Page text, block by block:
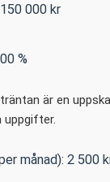
150 000 kr
%
är en
uppgifter.
månad): 2 500